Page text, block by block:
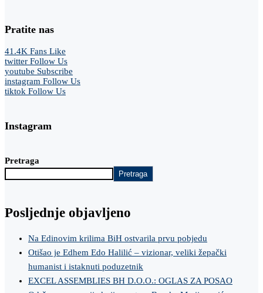
Pratite nas
41.4K Fans Like
twitter Follow Us
youtube Subscribe
instagram Follow Us
tiktok Follow Us
Instagram
Pretraga
Pretraga
Posljednje objavljeno
Na Edinovim krilima BiH ostvarila prvu pobjedu
Otišao je Edhem Edo Halilić – vizionar, veliki žepački
humanist i istaknuti poduzetnik
EXCEL ASSEMBLIES BH D.O.O.: OGLAS ZA POSAO